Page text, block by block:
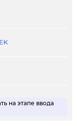
на этапе ввода